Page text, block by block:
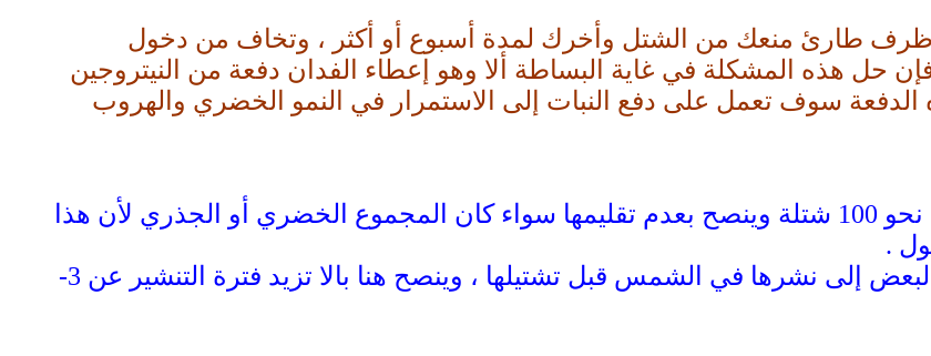
ظرف طارئ منعك من الشتل وأخرك لمدة أسبوع أو أكثر ، وتخاف من دخول
حل هذه المشكلة في غاية البساطة ألا وهو إعطاء الفدان دفعة من النيتروجين
كجم للفدان . هذه الدفعة سوف تعمل على دفع النبات إلى الاستمرار في النمو الخضري والهروب
يتم تقليع الشتلات وربطها في حزم بكل منها نحو 100 شتلة وينصح بعدم تقليمها سواء كان المجموع الخضري أو الجذري لأن هذا
.
تزرع الشتلات بعد تقليعها مباشرة وقد يلجا البعض إلى نشرها في الشمس قبل تشتيلها ، وينصح هنا بالا تزيد فترة التنشير عن 3-